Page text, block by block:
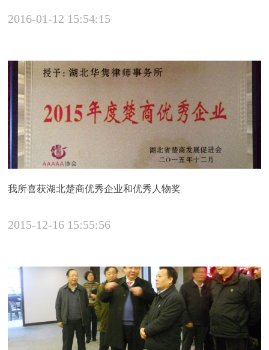
2016-01-12 15:54:15
我所喜获湖北楚商优秀企业和优秀人物奖
2015-12-16 15:55:56